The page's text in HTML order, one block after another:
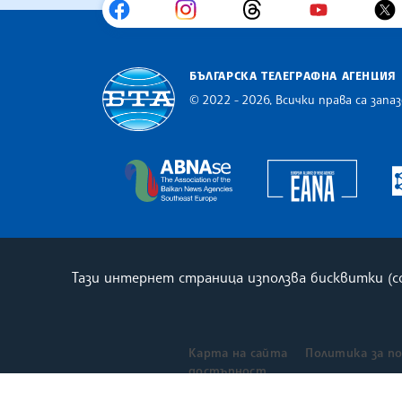
БЪЛГАРСКА ТЕЛЕГРАФНА АГЕНЦИЯ
© 2022 - 2026, Всички права са
The Assocoation of the
Карта на сайта
Политика за
достъпност
Тази интернет страница използва бисквитки